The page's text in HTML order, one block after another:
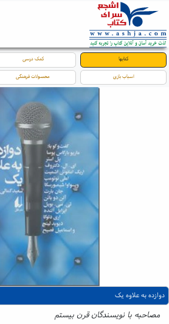
کتابها کمک درسی
اسباب بازی محصولات فرهنگی
دوازده به علاوه یک
مصاحبه با نویسندگان قرن بیستم